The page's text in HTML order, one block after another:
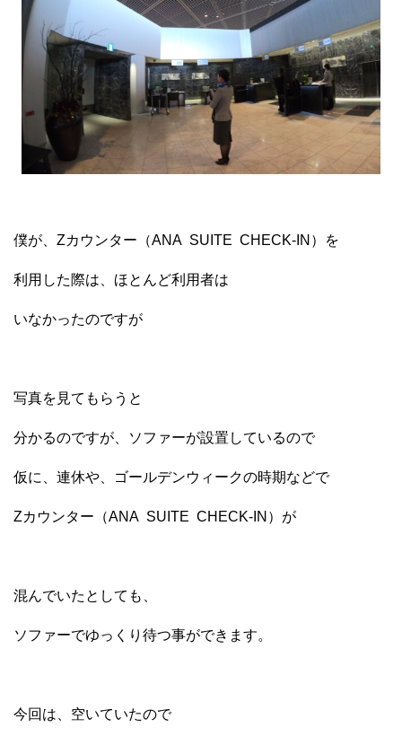
僕が、Zカウンター（ANA SUITE CHECK-IN）を
利用した際は、ほとんど利用者は
いなかったのですが
写真を見てもらうと
分かるのですが、ソファーが設置しているので
仮に、連休や、ゴールデンウィークの時期などで
Zカウンター（ANA SUITE CHECK-IN）が
混んでいたとしても、
ソファーでゆっくり待つ事ができます。
今回は、空いていたので